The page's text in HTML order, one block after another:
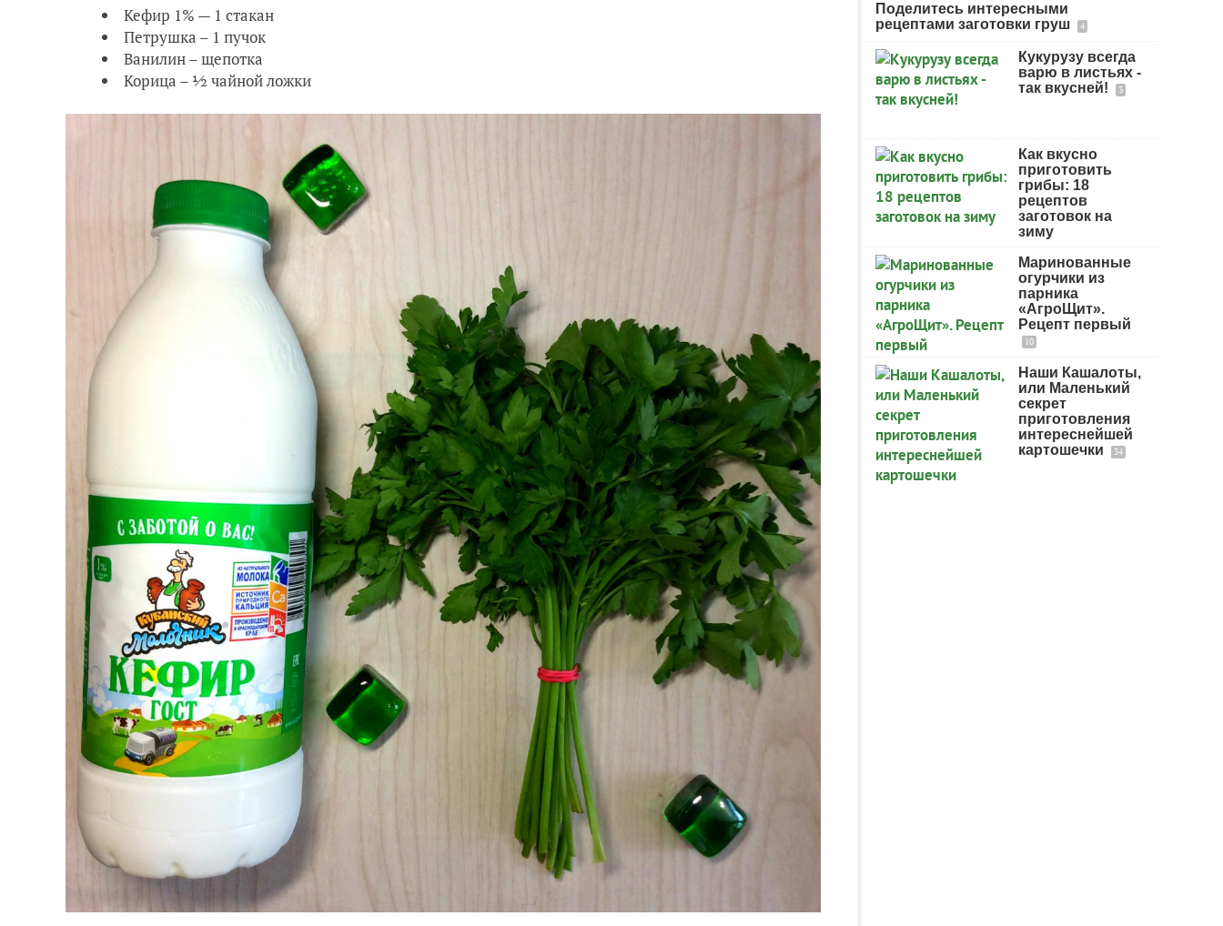
Кефир 1% — 1 стакан
Петрушка – 1 пучок
Ванилин – щепотка
Корица – ½ чайной ложки
Поделитесь интересными
рецептами заготовки груш
4
Кукурузу всегда
варю в листьях -
так вкусней!
3
Как вкусно
приготовить
грибы: 18
рецептов
заготовок на
зиму
Маринованные
огурчики из
парника
«АгроЩит».
Рецепт первый
10
Наши Кашалоты,
или Маленький
секрет
приготовления
интереснейшей
картошечки
34